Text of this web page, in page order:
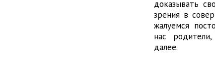
доказывать
зрения в
жалуемся
нас
далее.